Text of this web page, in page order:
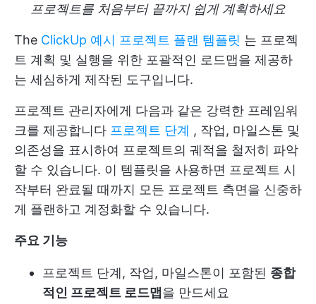
프로젝트를 처음부터 끝까지 쉽게 계획하세요
The ClickUp 예시 프로젝트 플랜 템플릿 는 프로젝
트 계획 및 실행을 위한 포괄적인 로드맵을 제공하
는 세심하게 제작된 도구입니다.
프로젝트 관리자에게 다음과 같은 강력한 프레임워
크를 제공합니다 프로젝트 단계 , 작업, 마일스톤 및
의존성을 표시하여 프로젝트의 궤적을 철저히 파악
할 수 있습니다. 이 템플릿을 사용하면 프로젝트 시
작부터 완료될 때까지 모든 프로젝트 측면을 신중하
게 플랜하고 계정화할 수 있습니다.
주요 기능
프로젝트 단계, 작업, 마일스톤이 포함된 종합
적인 프로젝트 로드맵 을 만드세요